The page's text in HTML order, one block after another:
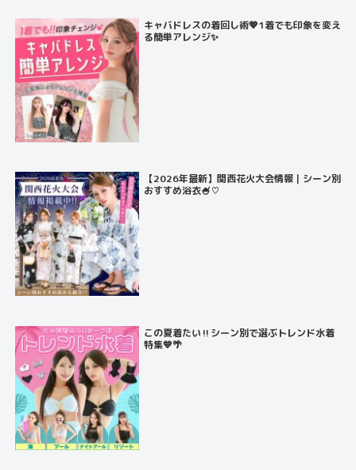
キャバドレスの着回し術💖1着でも印象を変え
る簡単アレンジ✨
【2026年最新】関西花火大会情報｜シーン別
おすすめ浴衣🍧♡
この夏着たい‼️シーン別で選ぶトレンド水着
特集💙🌴